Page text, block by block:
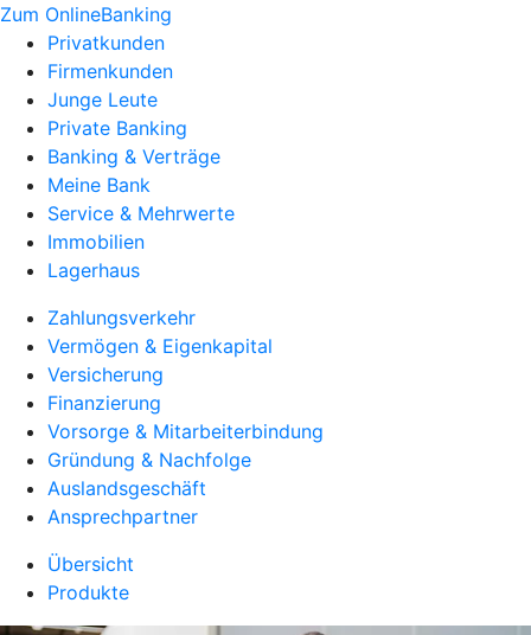
Zum OnlineBanking
Privatkunden
Firmenkunden
Junge Leute
Private Banking
Banking & Verträge
Meine Bank
Service & Mehrwerte
Immobilien
Lagerhaus
Zahlungsverkehr
Vermögen & Eigenkapital
Versicherung
Finanzierung
Vorsorge & Mitarbeiterbindung
Gründung & Nachfolge
Auslandsgeschäft
Ansprechpartner
Übersicht
Produkte